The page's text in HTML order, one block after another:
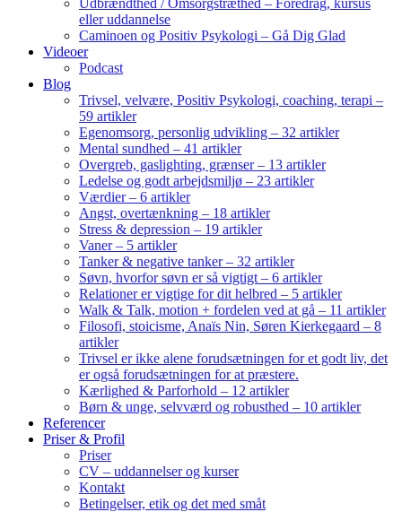
Udbrændthed / Omsorgstræthed – Foredrag, kursus
eller uddannelse
Caminoen og Positiv Psykologi – Gå Dig Glad
Videoer
Podcast
Blog
Trivsel, velvære, Positiv Psykologi, coaching, terapi –
59 artikler
Egenomsorg, personlig udvikling – 32 artikler
Mental sundhed – 41 artikler
Overgreb, gaslighting, grænser – 13 artikler
Ledelse og godt arbejdsmiljø – 23 artikler
Værdier – 6 artikler
Angst, overtænkning – 18 artikler
Stress & depression – 19 artikler
Vaner – 5 artikler
Tanker & negative tanker – 32 artikler
Søvn, hvorfor søvn er så vigtigt – 6 artikler
Relationer er vigtige for dit helbred – 5 artikler
Walk & Talk, motion + fordelen ved at gå – 11 artikler
Filosofi, stoicisme, Anaïs Nin, Søren Kierkegaard – 8
artikler
Trivsel er ikke alene forudsætningen for et godt liv, det
er også forudsætningen for at præstere.
Kærlighed & Parforhold – 12 artikler
Børn & unge, selvværd og robusthed – 10 artikler
Referencer
Priser & Profil
Priser
CV – uddannelser og kurser
Kontakt
Betingelser, etik og det med småt